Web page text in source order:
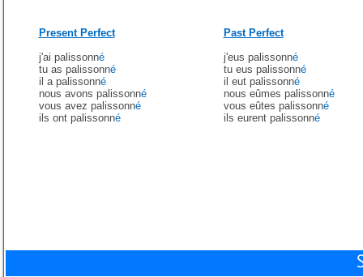
Present Perfect
j'ai palissonné
tu as palissonné
il a palissonné
nous avons palissonné
vous avez palissonné
ils ont palissonné
Past Perfect
j'eus palissonné
tu eus palissonné
il eut palissonné
nous eûmes palissonné
vous eûtes palissonné
ils eurent palissonné